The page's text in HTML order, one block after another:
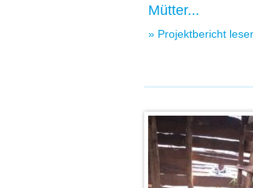
Mütter...
» Projektbericht